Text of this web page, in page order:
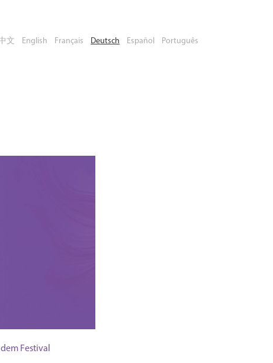
文 English Français Deutsch Español Português
Festival